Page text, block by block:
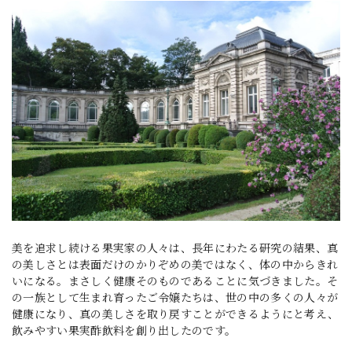
美を追求し続ける果実家の人々は、長年にわたる研究の結果、真
の美しさとは表面だけのかりぞめの美ではなく、体の中からきれ
いになる。まさしく健康そのものであることに気づきました。そ
の一族として生まれ育ったご令嬢たちは、世の中の多くの人々が
健康になり、真の美しさを取り戻すことができるようにと考え、
飲みやすい果実酢飲料を創り出したのです。